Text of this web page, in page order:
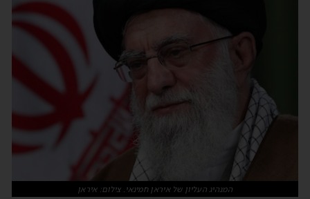
המנהיג העליון של איראן חמינאי. צילום: איראן